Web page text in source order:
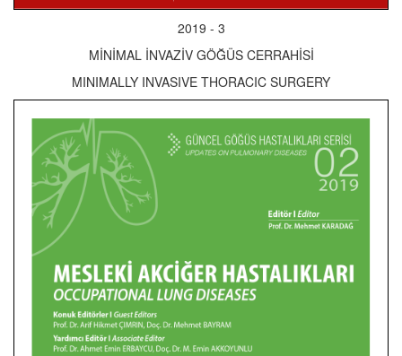
2019 - 3
MİNİMAL İNVAZİV GÖĞÜS CERRAHİSİ
MINIMALLY INVASIVE THORACIC SURGERY